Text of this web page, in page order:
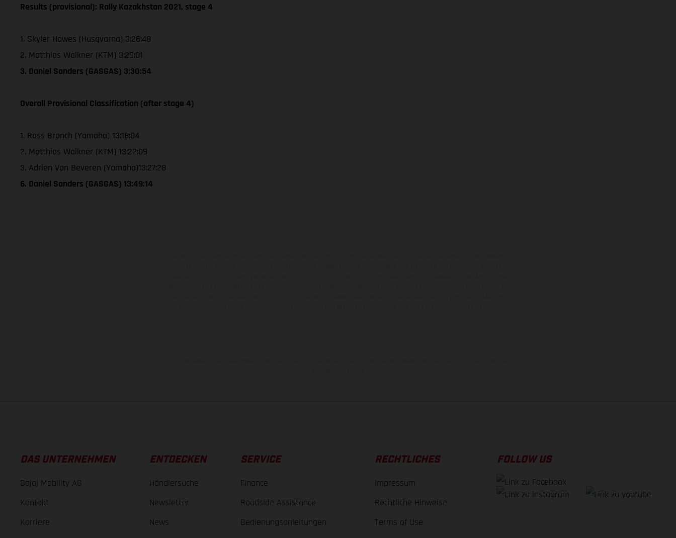
Results (provisional): Rally Kazakhstan 2021, stage 4
1. Skyler Howes (Husqvarna) 3:26:48
2. Matthias Walkner (KTM) 3:29:01
3. Daniel Sanders (GASGAS) 3:30:54
Overall Provisional Classification (after stage 4)
1. Ross Branch (Yamaha) 13:18:04
2. Matthias Walkner (KTM) 13:22:09
3. Adrien Van Beveren (Yamaha)13:27:28
6. Daniel Sanders (GASGAS) 13:49:14
DAS UNTERNEHMEN
Bajaj Mobility AG
Kontakt
Karriere
ENTDECKEN
Händlersuche
Newsletter
News
SERVICE
Finance
Roadside Assistance
Bedienungsanleitungen
RECHTLICHES
Impressum
Rechtliche Hinweise
Terms of Use
FOLLOW US